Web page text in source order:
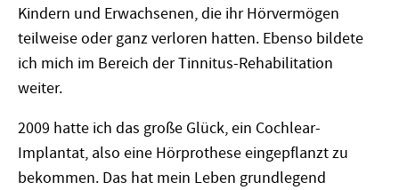
Kindern und Erwachsenen, die ihr Hörvermögen
teilweise oder ganz verloren hatten. Ebenso bildete
ich mich im Bereich der Tinnitus-Rehabilitation
weiter.
2009 hatte ich das große Glück, ein Cochlear-
Implantat, also eine Hörprothese eingepflanzt zu
bekommen. Das hat mein Leben grundlegend